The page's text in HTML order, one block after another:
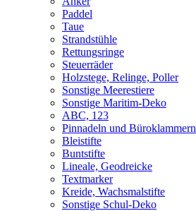
Paddel
Taue
Strandstühle
Rettungsringe
Steuerräder
Holzstege, Relinge, Poller
Sonstige Meerestiere
Sonstige Maritim-Deko
ABC, 123
Pinnadeln und Büroklammern
Bleistifte
Buntstifte
Lineale, Geodreicke
Textmarker
Kreide, Wachsmalstifte
Sonstige Schul-Deko